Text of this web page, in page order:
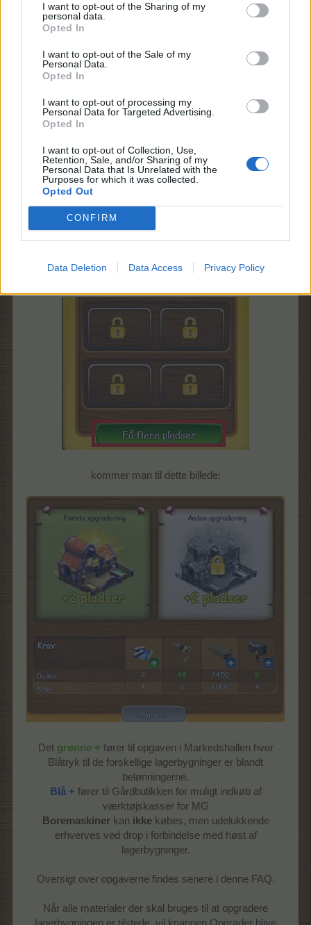
I want to opt-out of the Sharing of my
personal data.
Opted In
I want to opt-out of the Sale of my
Personal Data.
Opted In
I want to opt-out of processing my
Personal Data for Targeted Advertising.
Opted In
I want to opt-out of Collection, Use,
Retention, Sale, and/or Sharing of my
Personal Data that Is Unrelated with the
Purposes for which it was collected.
Opted Out
CONFIRM
Data Deletion Data Access Privacy Policy
dropper fra Lagerbygninger.
De indgår
Buffs der påvirker drop af værktøj kan med fordel
benyttes
Boremaskiner skal sammen med
Blåtryk
bruges til udvidelse af lagerbygningen.
Blåtryk skaffer man ved at løse en opgave i
(oversigt over opgaver længere nede i denne FAQ)
kommer man til dette billede:
Det grønne + fører til opgaven i Markedshallen hvor
Blåtryk til de forskellige lagerbygninger er blandt
belønningerne.
Blå + fører til Gårdbutikken for muligt indkøb af
værktøjskasser for MG
Boremaskiner kan ikke købes, men udelukkende
erhverves ved drop i forbindelse med høst af
lagerbygninger.
Oversigt over opgaverne findes senere i denne FAQ.
Når alle materialer der skal bruges til at opgradere